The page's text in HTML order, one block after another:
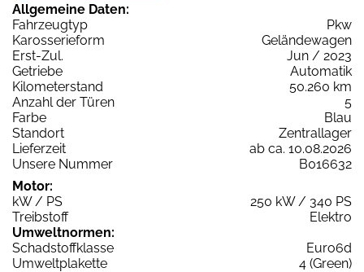
Allgemeine Daten:
Fahrzeugtyp
Pkw
Karosserieform
Geländewagen
Erst-Zul.
Jun / 2023
Getriebe
Automatik
Kilometerstand
50.260 km
Anzahl der Türen
5
Farbe
Blau
Standort
Zentrallager
Lieferzeit
ab ca. 10.08.2026
Unsere Nummer
B016632
Motor:
kW / PS
250 kW / 340 PS
Treibstoff
Elektro
Umweltnormen:
Schadstoffklasse
Euro6d
Umweltplakette
4 (Green)